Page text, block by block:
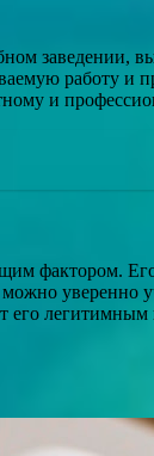
заведении,
работу и
и
фактором.
уверенно
его